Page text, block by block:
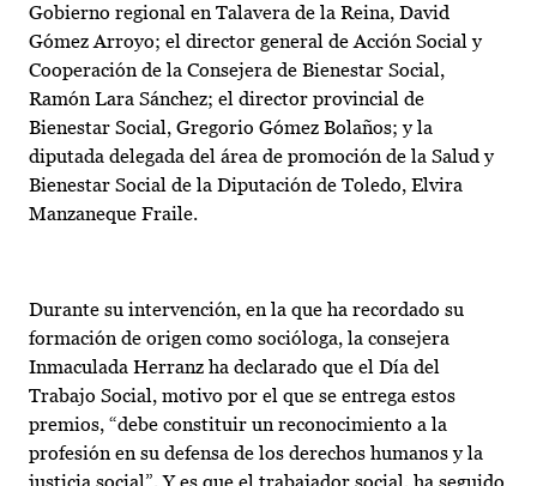
Gobierno regional en Talavera de la Reina, David
Gómez Arroyo; el director general de Acción Social y
Cooperación de la Consejera de Bienestar Social,
Ramón Lara Sánchez; el director provincial de
Bienestar Social, Gregorio Gómez Bolaños; y la
diputada delegada del área de promoción de la Salud y
Bienestar Social de la Diputación de Toledo, Elvira
Manzaneque Fraile.
Durante su intervención, en la que ha recordado su
formación de origen como socióloga, la consejera
Inmaculada Herranz ha declarado que el Día del
Trabajo Social, motivo por el que se entrega estos
premios, “debe constituir un reconocimiento a la
profesión en su defensa de los derechos humanos y la